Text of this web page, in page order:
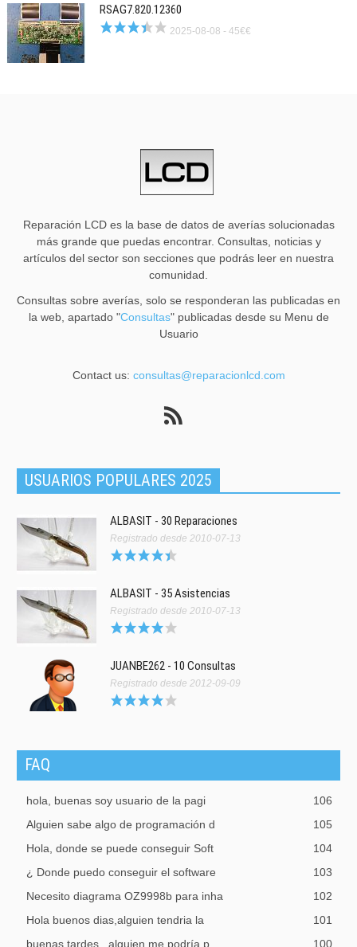
RSAG7.820.12360
2025-08-08 - 45€€
Reparación LCD es la base de datos de averías solucionadas
más grande que puedas encontrar. Consultas, noticias y
artículos del sector son secciones que podrás leer en nuestra
comunidad.
Consultas sobre averías, solo se responderan las publicadas en
la web, apartado "Consultas" publicadas desde su Menu de
Usuario
Contact us: consultas@reparacionlcd.com
USUARIOS POPULARES 2025
ALBASIT - 30 Reparaciones
Registrado desde 2010-07-13
ALBASIT - 35 Asistencias
Registrado desde 2010-07-13
JUANBE262 - 10 Consultas
Registrado desde 2012-09-09
FAQ
hola, buenas soy usuario de la pagi
106
Alguien sabe algo de programación d
105
Hola, donde se puede conseguir Soft
104
¿ Donde puedo conseguir el software
103
Necesito diagrama OZ9998b para inha
102
Hola buenos dias,alguien tendria la
101
buenas tardes , alguien me podría p
100